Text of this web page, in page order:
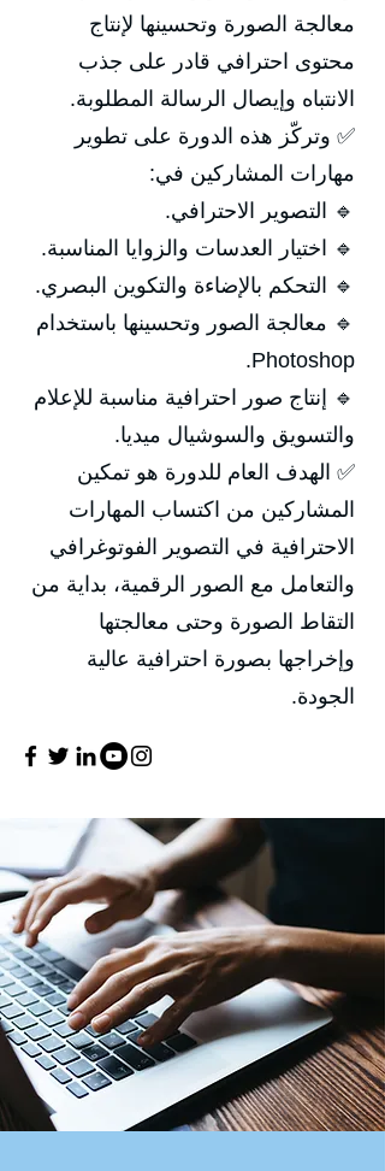
معالجة الصورة وتحسينها لإنتاج
محتوى احترافي قادر على جذب
الانتباه وإيصال الرسالة المطلوبة.
✅ وتركّز هذه الدورة على تطوير
مهارات المشاركين في:
🔹 التصوير الاحترافي.
🔹 اختيار العدسات والزوايا المناسبة.
🔹 التحكم بالإضاءة والتكوين البصري.
🔹 معالجة الصور وتحسينها باستخدام
Photoshop.
🔹 إنتاج صور احترافية مناسبة للإعلام
والتسويق والسوشيال ميديا.
✅ الهدف العام للدورة هو تمكين
المشاركين من اكتساب المهارات
الاحترافية في التصوير الفوتوغرافي
والتعامل مع الصور الرقمية، بداية من
التقاط الصورة وحتى معالجتها
وإخراجها بصورة احترافية عالية
الجودة.